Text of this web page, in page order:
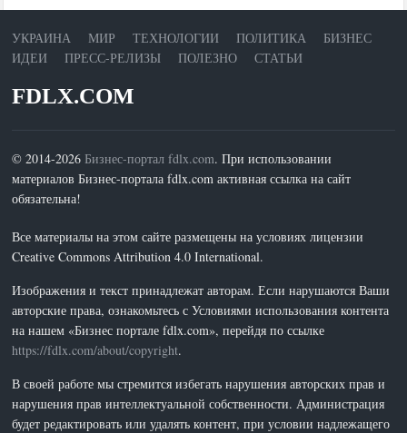
УКРАИНА МИР ТЕХНОЛОГИИ ПОЛИТИКА
БИЗНЕС
ИДЕИ
ПРЕСС-РЕЛИЗЫ ПОЛЕЗНО СТАТЬИ
FDLX.COM
© 2014-2026 Бизнес-портал fdlx.com. При использовании
материалов Бизнес-портала fdlx.com активная ссылка на сайт
обязательна!
Все материалы на этом сайте размещены на условиях лицензии
Creative Commons Attribution 4.0 International.
Изображения и текст принадлежат авторам. Если нарушаются Ваши
авторские права, ознакомьтесь с Условиями использования контента
на нашем «Бизнес портале fdlx.com», перейдя по ссылке
https://fdlx.com/about/copyright.
В своей работе мы стремится избегать нарушения авторских прав и
нарушения прав интеллектуальной собственности. Администрация
будет редактировать или удалять контент, при условии надлежащего